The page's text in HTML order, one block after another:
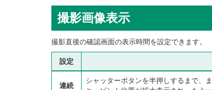
撮影画像表示
撮影直後の確認画面の表示時間を設定できます。
設定
連続
シャッターボタンを半押しするまで、